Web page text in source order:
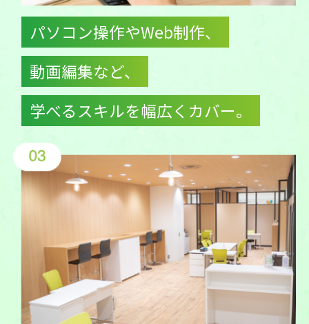
パソコン操作やWeb制作、
動画編集など、
学べるスキルを幅広くカバー。